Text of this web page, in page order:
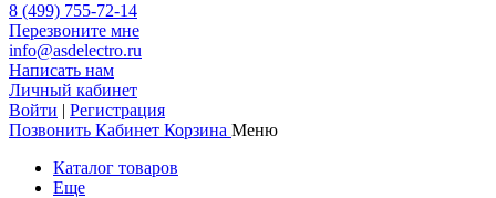
8 (499) 755-72-14
Перезвоните мне
info@asdelectro.ru
Написать нам
Личный кабинет
Войти | Регистрация
Позвонить Кабинет Корзина Меню
Каталог товаров
Еще